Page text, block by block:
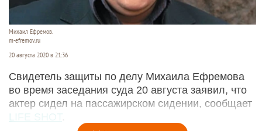
Михаил Ефремов.
m-efremov.ru
20 августа 2020 в 21:36
Свидетель защиты по делу Михаила Ефремова
во время заседания суда 20 августа заявил, что
актер сидел на пассажирском сидении, сообщает
LIFE SHOT.